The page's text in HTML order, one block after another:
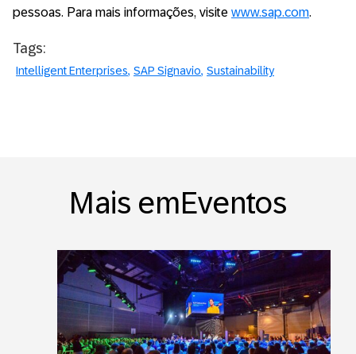
pessoas. Para mais informações, visite www.sap.com.
Tags:
Intelligent Enterprises SAP Signavio Sustainability
Mais emEventos